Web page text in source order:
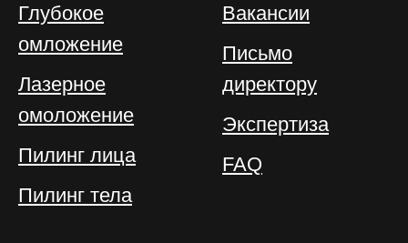
Глубокое
омложение
Лазерное
омоложение
Пилинг лица
Пилинг тела
Вакансии
Письмо
директору
Экспертиза
FAQ